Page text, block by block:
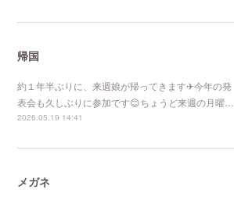
帰国
約１年半ぶりに、来週娘が帰ってきます✈今年の発
表会も久しぶりに参加です😊ちょうど来週の月曜…
2026.05.19 14:41
メガネ